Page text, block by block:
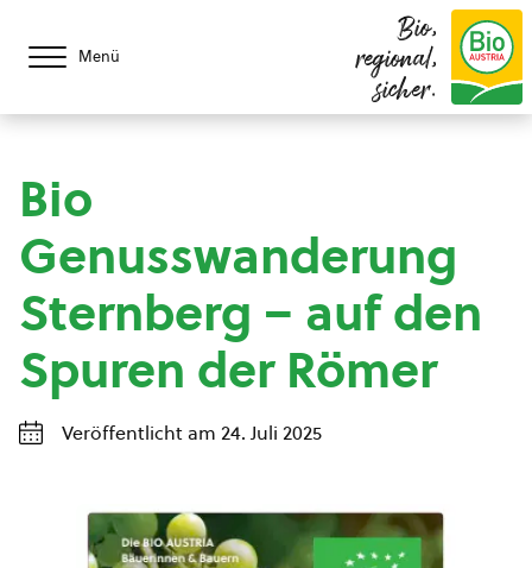
Menü
Bio,
regional,
sicher.
Bio
Genusswanderung
Sternberg – auf den
Spuren der Römer
Veröffentlicht am 24. Juli 2025